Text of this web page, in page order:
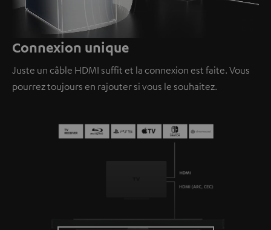
Unmute
Connexion unique
Juste un câble HDMI suffit et la connexion est faite. Vous
pourrez toujours en rajouter si vous le souhaitez.